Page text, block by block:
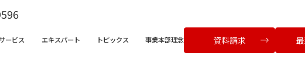
ービス エキスパート トピックス 事業本部理念 資料請求